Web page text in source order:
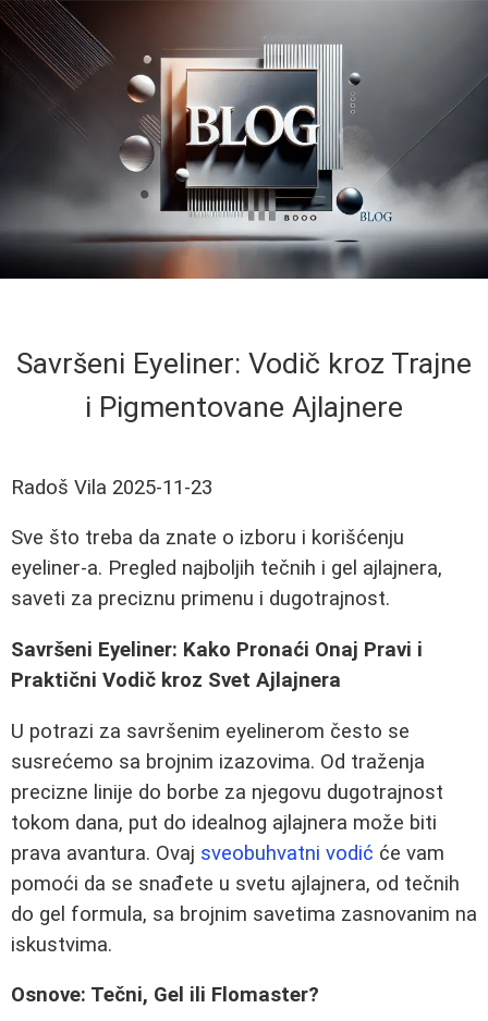
Savršeni Eyeliner: Vodič kroz Trajne
i Pigmentovane Ajlajnere
Radoš Vila 2025-11-23
Sve što treba da znate o izboru i korišćenju
eyeliner-a. Pregled najboljih tečnih i gel ajlajnera,
saveti za preciznu primenu i dugotrajnost.
Savršeni Eyeliner: Kako Pronaći Onaj Pravi i
Praktični Vodič kroz Svet Ajlajnera
U potrazi za savršenim eyelinerom često se
susrećemo sa brojnim izazovima. Od traženja
precizne linije do borbe za njegovu dugotrajnost
tokom dana, put do idealnog ajlajnera može biti
prava avantura. Ovaj sveobuhvatni vodić će vam
pomoći da se snađete u svetu ajlajnera, od tečnih
do gel formula, sa brojnim savetima zasnovanim na
iskustvima.
Osnove: Tečni, Gel ili Flomaster?